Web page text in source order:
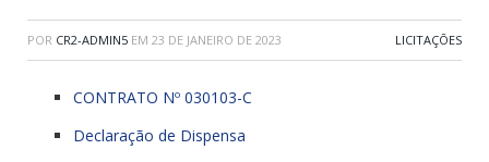
POR CR2-ADMIN5 EM 23 DE JANEIRO DE 2023 LICITAÇÕES
CONTRATO Nº 030103-C
Declaração de Dispensa